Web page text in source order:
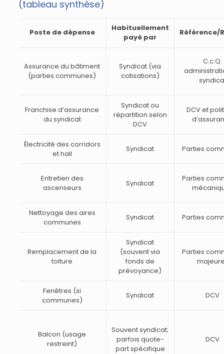
(tableau synthèse)
Poste de dépense
Habituellement
payé par
Référence/
Assurance du bâtiment
(parties communes)
Syndicat (via
cotisations)
C.c.Q.
Franchise d’assurance
du syndicat
Syndicat ou
répartition selon
DCV
DCV et
Électricité des corridors
et hall
Syndicat Parties
Entretien des
ascenseurs
Syndicat
Parties
Nettoyage des aires
communes
Syndicat Parties
Remplacement de la
toiture
Syndicat
(souvent via
fonds de
prévoyance)
Parties
Fenêtres (si
communes)
Syndicat DCV
Balcon (usage
restreint)
Souvent syndicat;
parfois quote-
part spécifique
DCV